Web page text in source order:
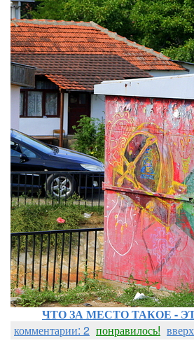
ЧТО ЗА МЕСТО ТАКОЕ -
комментарии: 2 понравилось!